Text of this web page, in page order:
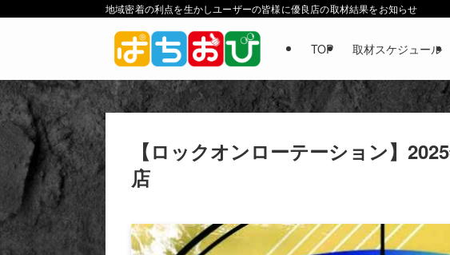
地域密着の利点を生かしユーザーの皆様に優良店の取材結果をお知らせ
TOP 取材スケジュール
ホーム 店舗（結果） スーパーライブガーデン小山喜沢
【ロックオンローテーション】
店